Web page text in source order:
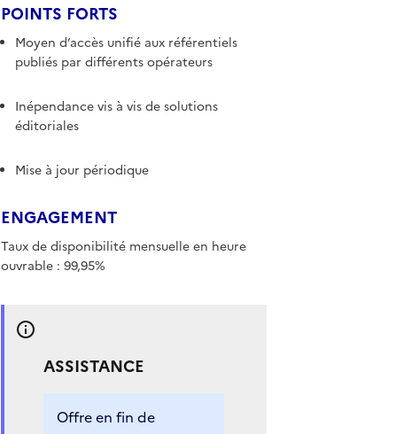
POINTS FORTS
Moyen d’accès unifié aux référentiels
publiés par différents opérateurs
Inépendance vis à vis de solutions
éditoriales
Mise à jour périodique
ENGAGEMENT
Taux de disponibilité mensuelle en heure
ouvrable : 99,95%
ASSISTANCE
Offre en fin de